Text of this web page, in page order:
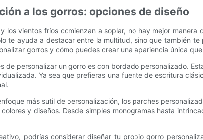
a los gorros: opciones de diseño
los vientos fríos comienzan a soplar, no hay mejor
te ayuda a destacar entre la multitud, sino que también
gorros y cómo puedes crear una apariencia única
de personalizar un gorro es con bordado personalizado.
Ya sea que prefieras una fuente de escritura
más sutil de personalización, los parches
y diseños. Desde simples monogramas hasta
podrías considerar diseñar tu propio gorro